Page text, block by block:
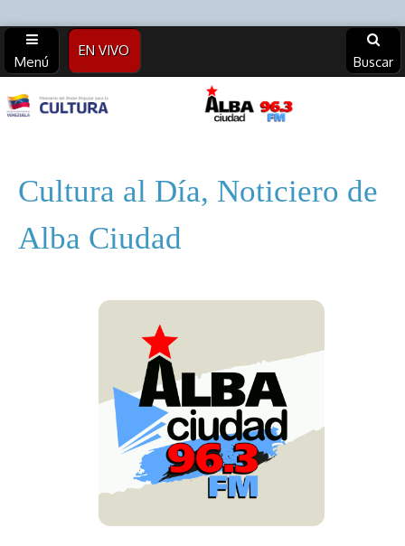
Menú
EN VIVO
Buscar
Alba
Ciudad
96.3 FM
(Archivos)
Cultura al Día, Noticiero de
Alba Ciudad